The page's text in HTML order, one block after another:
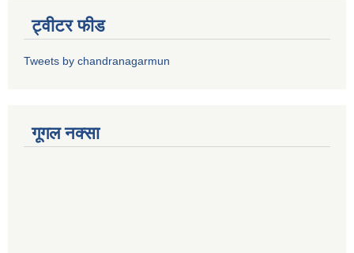
ट्वीटर फीड
Tweets by chandranagarmun
गूगल नक्सा